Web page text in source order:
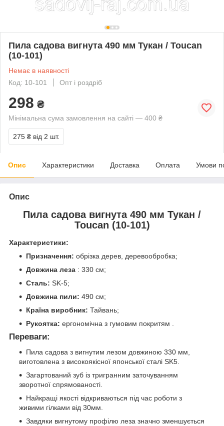
Пила садова вигнута 490 мм Тукан / Toucan
(10-101)
Немає в наявності
Код: 10-101
Опт і роздріб
298 ₴
Мінімальна сума замовлення на сайті — 400 ₴
275 ₴ від 2 шт.
Опис Характеристики Доставка Оплата Умови
Опис
Пила садова вигнута 490 мм Тукан /
Toucan (10-101)
Характеристики:
Призначення: обрізка дерев, деревообробка;
Довжина леза : 330 см;
Сталь: SK-5;
Довжина пили: 490 см;
Країна виробник: Тайвань;
Рукоятка: ергономічна з гумовим покритям .
Переваги:
Пила садова з вигнутим лезом довжиною 330 мм,
виготовлена ​​з високоякісної японської сталі SK5.
Загартований зуб із тригранним заточуванням
зворотної спрямованості.
Найкращі якості відкриваються під час роботи з
живими гілками від 30мм.
Завдяки вигнутому профілю леза значно зменшується